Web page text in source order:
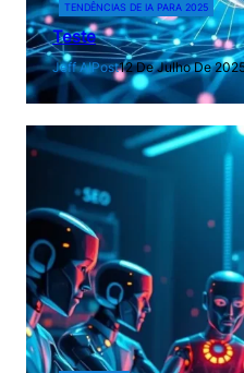
TENDÊNCIAS DE IA PARA 2025
Teste
Jeff AIPost12 De Julho De